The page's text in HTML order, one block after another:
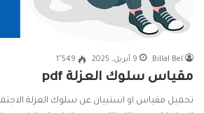
Billal Bel 9 أبريل، 2025 1٬549
مقياس سلوك العزلة pdf